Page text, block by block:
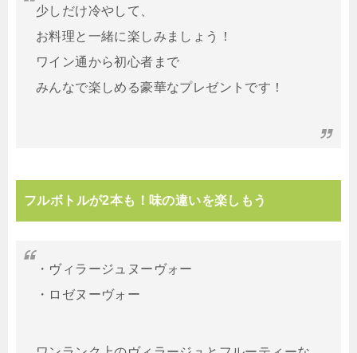
少しだけ冷やして、
お料理と一緒に楽しみましょう！
ワイン通から初心者まで
みんなで楽しめる豪華なプレゼントです！
フルボトルが2本も！味の違いを楽しもう
・ヴィラージュヌーヴォー
・ロゼヌーヴォー